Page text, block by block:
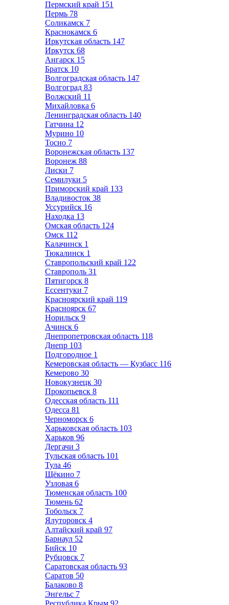
Пермский край 151
Пермь 78
Соликамск 7
Краснокамск 6
Иркутская область 147
Иркутск 68
Ангарск 15
Братск 10
Волгоградская область 147
Волгоград 83
Волжский 11
Михайловка 6
Ленинградская область 140
Гатчина 12
Мурино 10
Тосно 7
Воронежская область 137
Воронеж 88
Лиски 7
Семилуки 5
Приморский край 133
Владивосток 38
Уссурийск 16
Находка 13
Омская область 124
Омск 112
Калачинск 1
Тюкалинск 1
Ставропольский край 122
Ставрополь 31
Пятигорск 8
Ессентуки 7
Красноярский край 119
Красноярск 67
Норильск 9
Ачинск 6
Днепропетровская область 118
Днепр 103
Подгородное 1
Кемеровская область — Кузбасс 116
Кемерово 30
Новокузнецк 30
Прокопьевск 8
Одесская область 111
Одесса 81
Черноморск 6
Харьковская область 103
Харьков 96
Дергачи 3
Тульская область 101
Тула 46
Щёкино 7
Узловая 6
Тюменская область 100
Тюмень 62
Тобольск 7
Ялуторовск 4
Алтайский край 97
Барнаул 52
Бийск 10
Рубцовск 7
Саратовская область 93
Саратов 50
Балаково 8
Энгельс 7
Республика Крым 92